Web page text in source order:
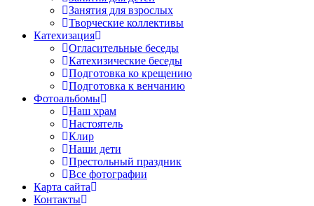
Занятия для взрослых
Творческие коллективы
Катехизация
Огласительные беседы
Катехизические беседы
Подготовка ко крещению
Подготовка к венчанию
Фотоальбомы
Наш храм
Настоятель
Клир
Наши дети
Престольный праздник
Все фотографии
Карта сайта
Контакты